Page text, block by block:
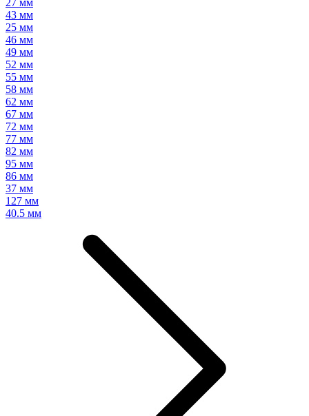
27 мм
43 мм
25 мм
46 мм
49 мм
52 мм
55 мм
58 мм
62 мм
67 мм
72 мм
77 мм
82 мм
95 мм
86 мм
37 мм
127 мм
40.5 мм